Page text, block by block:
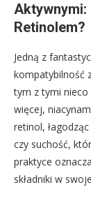
Aktywnymi:
Retinolem?
Jedną z
kompatybilność
tym z tymi nieco
więcej,
retinol,
czy suchość,
praktyce
składniki w